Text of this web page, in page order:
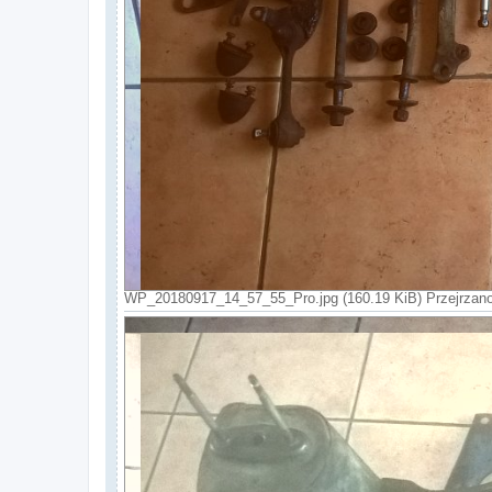
WP_20180917_14_57_55_Pro.jpg (160.19 KiB)